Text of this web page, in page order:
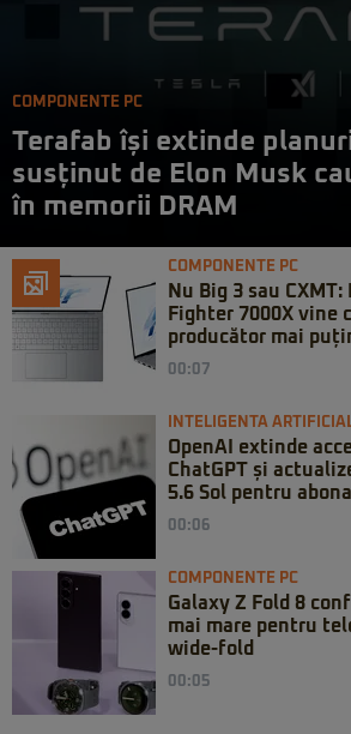
COMPONENTE PC
Terafab își extinde
susținut de Elon Musk
în memorii DRAM
COMPONENTE PC
Nu Big 3 sau
Fighter 7000X vine
producător mai
00:07
INTELIGENTA
OpenAI extinde
ChatGPT și
5.6 Sol pentru
00:06
COMPONENTE PC
Galaxy Z Fold 8
mai mare pentru
wide-fold
00:05